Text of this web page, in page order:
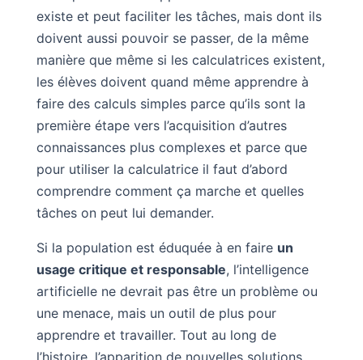
existe et peut faciliter les tâches, mais dont ils
doivent aussi pouvoir se passer, de la même
manière que même si les calculatrices existent,
les élèves doivent quand même apprendre à
faire des calculs simples parce qu’ils sont la
première étape vers l’acquisition d’autres
connaissances plus complexes et parce que
pour utiliser la calculatrice il faut d’abord
comprendre comment ça marche et quelles
tâches on peut lui demander.
Si la population est éduquée à en faire un
usage critique et responsable, l’intelligence
artificielle ne devrait pas être un problème ou
une menace, mais un outil de plus pour
apprendre et travailler. Tout au long de
l’histoire, l’apparition de nouvelles solutions